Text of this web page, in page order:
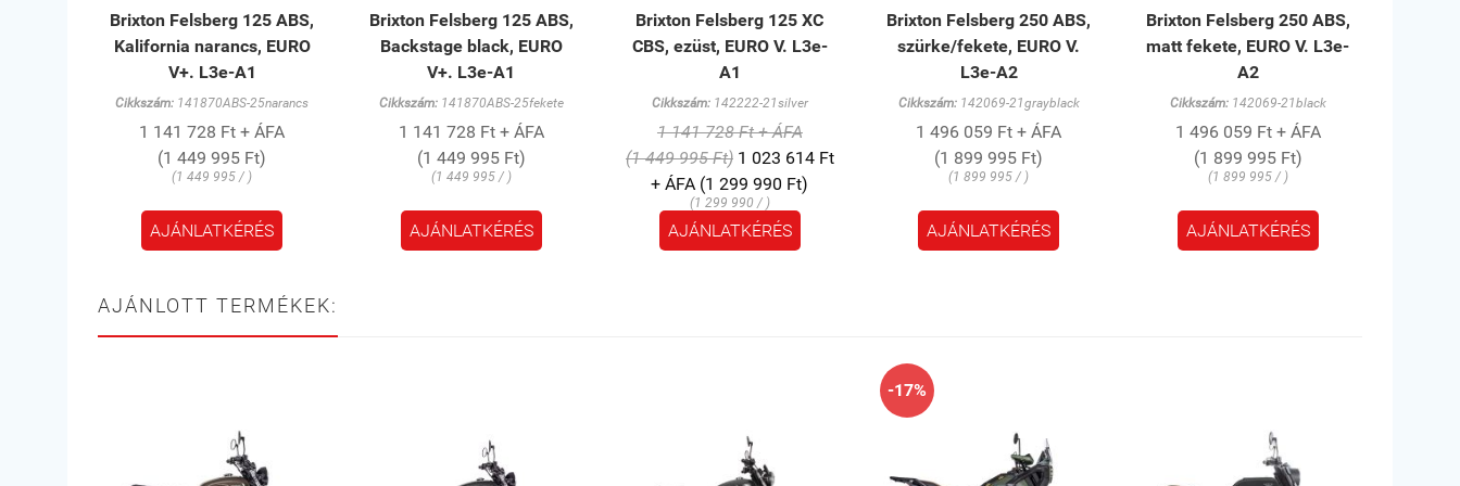
Brixton Felsberg 125 ABS,
Kalifornia narancs, EURO
V+. L3e-A1
Cikkszám: 141870ABS-25narancs
1 141 728 Ft + ÁFA
(1 449 995 Ft)
(1 449 995 / )
AJÁNLATKÉRÉS
Brixton Felsberg 125 ABS,
Backstage black, EURO
V+. L3e-A1
Cikkszám:141870ABS-25fekete
1 141 728 Ft + ÁFA
(1 449 995 Ft)
(1 449 995 / )
AJÁNLATKÉRÉS
Brixton Felsberg 125 XC
CBS, ezüst, EURO V. L3e-
A1
Cikkszám:142222-21silver
1 141 728 Ft + ÁFA
(1 449 995 Ft) 1 023 614 Ft
+ ÁFA (1 299 990 Ft)
(1 299 990 / )
AJÁNLATKÉRÉS
Brixton Felsberg 250 ABS,
szürke/fekete, EURO V.
L3e-A2
Cikkszám:142069-21grayblack
1 496 059 Ft + ÁFA
(1 899 995 Ft)
(1 899 995 / )
AJÁNLATKÉRÉS
Brixton Felsberg 250 ABS,
matt fekete, EURO V. L3e-
A2
Cikkszám:142069-21black
1 496 059 Ft + ÁFA
(1 899 995 Ft)
(1 899 995 / )
AJÁNLATKÉRÉS
AJÁNLOTT TERMÉKEK:
-17%